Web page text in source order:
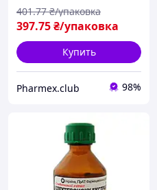
397.75₴/упаковка
401.77 ₴/упаковка
Купить
Pharmex.club 98%